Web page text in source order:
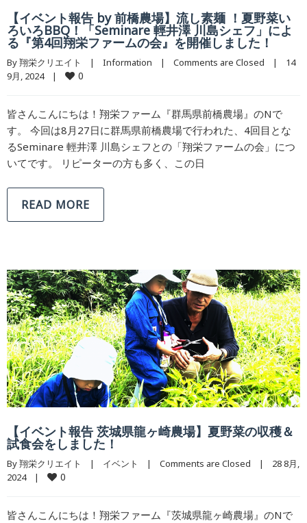
【イベント報告 by 前橋農場】流し素麺 ！夏野菜い
ろいろBBQ！「Seminare 輕井澤 川島シェフ」によ
る『第4回翔栄ファームの会』を開催しました！
By 翔栄クリエイト | Information | Comments are Closed |
14
9月, 2024
| 0
皆さんこんにちは！翔栄ファーム『群馬県前橋農場』のNで
す。 今回は8月27日に群馬県前橋農場で行われた、4回目とな
るSeminare 輕井澤 川島シェフとの「翔栄ファームの会」につ
いてです。 リピーターの方も多く、この日
READ MORE
【イベント報告 茨城県龍ヶ崎農場】夏野菜の収穫＆
試食会をしました！
By 翔栄クリエイト | イベント | Comments are Closed |
28 8月,
2024
| 0
皆さんこんにちは！翔栄ファーム『茨城県龍ヶ崎農場』のNで